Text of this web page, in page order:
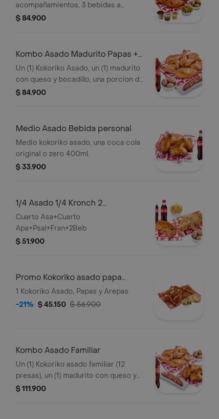
acompañamientos, 3 bebidas a
elección y 3 postres
$ 84.900
Kombo Asado Madurito Papas +
gaseosa 1
Un (1) Kokoriko Asado, un (1) madurito
con queso y bocadillo, una porcion de
tres (3) papas saladas, una (1) Coca-
$ 84.900
Medio Asado Bebida personal
Medio kokoriko asado, una coca cola
original o zero 400ml.
$ 33.900
1/4 Asado 1/4 Kronch 2
Acompañamientos
Cuarto Asa+Cuarto
Apa+Psal+Fran+2Beb
$ 51.900
Promo Kokoriko asado papa
arepa
1 Kokoriko Asado, Papas y Arepas
-21% $ 45.150 $ 56.900
Kombo Asado Familiar
Un (1) Kokoriko asado familiar (12
presas), un (1) madurito con queso y
bocadillo, dos (2) porciones de papa
$ 111.900